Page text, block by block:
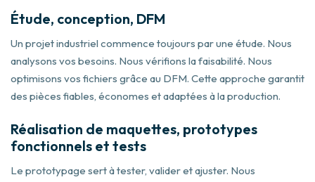
Étude, conception, DFM
Un projet industriel commence toujours par une étude. Nous
analysons vos besoins. Nous vérifions la faisabilité. Nous
optimisons vos fichiers grâce au DFM. Cette approche garantit
des pièces fiables, économes et adaptées à la production.
Réalisation de maquettes, prototypes
fonctionnels et tests
Le prototypage sert à tester, valider et ajuster. Nous